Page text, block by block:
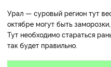
Урал — суровый регион тут
октябре могут быть
Тут необходимо стараться
так будет правильно.